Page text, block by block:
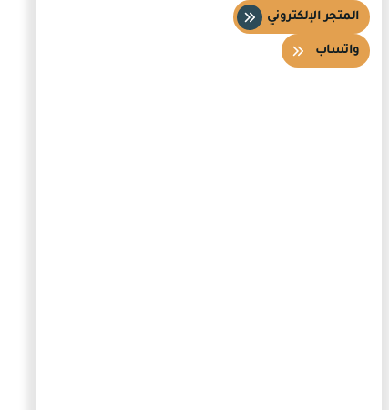
المتجر الإلكتروني
واتساب